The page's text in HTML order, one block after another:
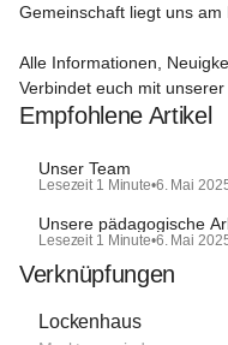
Gemeinschaft liegt uns
Alle Informationen,
Verbindet euch mit
Empfohlene Artikel
Unser Team
Lesezeit 1 Minute•6. Mai
Unsere pädagogische
Lesezeit 1 Minute•6. Mai
Verknüpfungen
Lockenhaus